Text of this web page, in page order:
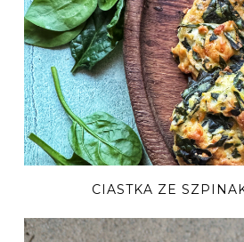
CIASTKA ZE